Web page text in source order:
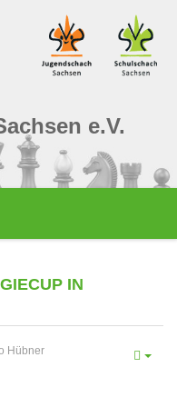
e.V.
IN
Hübner